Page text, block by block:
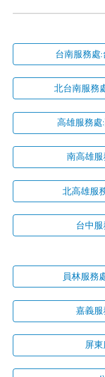
台南服務處
北台南服務
高雄服務
南高雄
北高雄服
台中
員林服務
嘉義
屏